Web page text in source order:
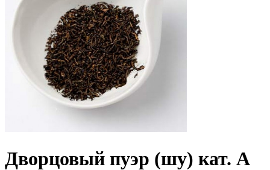
Дворцовый пуэр (шу) кат. A